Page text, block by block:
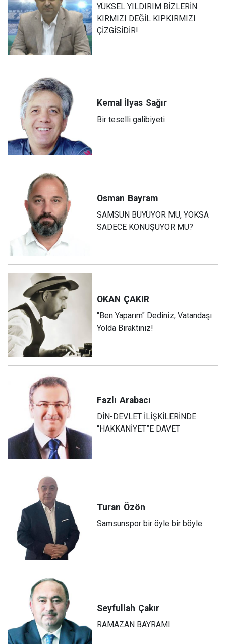
YÜKSEL YILDIRIM BİZLERİN
KIRMIZI DEĞİL KIPKIRMIZI
ÇİZGİSİDİR!
Kemal İlyas Sağır
Bir teselli galibiyeti
Osman Bayram
SAMSUN BÜYÜYOR MU, YOKSA
SADECE KONUŞUYOR MU?
OKAN ÇAKIR
"Ben Yaparım" Dediniz, Vatandaşı
Yolda Bıraktınız!
Fazlı Arabacı
DİN-DEVLET İLİŞKİLERİNDE
“HAKKANİYET”E DAVET
Turan Özön
Samsunspor bir öyle bir böyle
Seyfullah Çakır
RAMAZAN BAYRAMI